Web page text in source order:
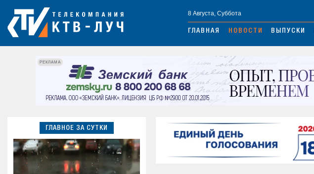
8 Августа, Суббота
ГЛАВНАЯ НОВОСТИ ВЫПУСКИ
РЕКЛАМА
ГЛАВНОЕ ЗА СУТКИ